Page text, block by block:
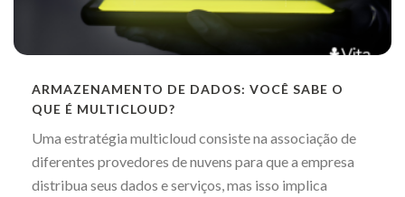
ARMAZENAMENTO DE DADOS: VOCÊ SABE O
QUE É MULTICLOUD?
Uma estratégia multicloud consiste na associação de
diferentes provedores de nuvens para que a empresa
distribua seus dados e serviços, mas isso implica